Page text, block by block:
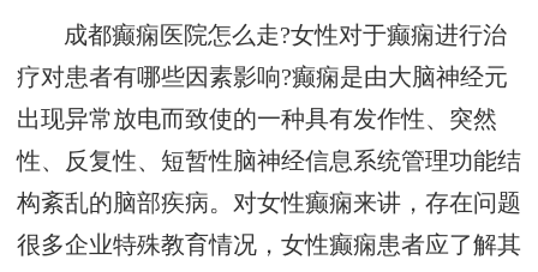
成都癫痫医院怎么走?女性对于癫痫进行治
疗对患者有哪些因素影响?癫痫是由大脑神经元
出现异常放电而致使的一种具有发作性、突然
性、反复性、短暂性脑神经信息系统管理功能结
构紊乱的脑部疾病。对女性癫痫来讲，存在问题
很多企业特殊教育情况，女性癫痫患者应了解其